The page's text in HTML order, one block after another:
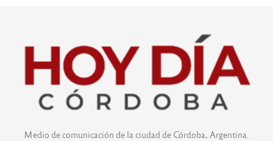
Medio de comunicación de la ciudad de Córdoba, Argentina.